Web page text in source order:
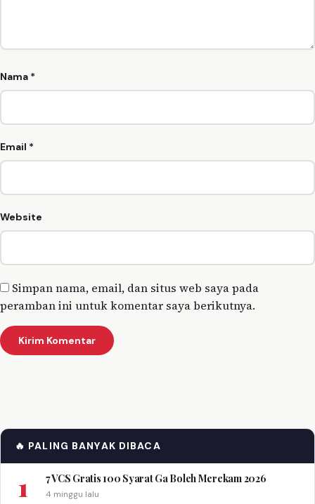
Nama *
Email *
Website
Simpan nama, email, dan situs web saya pada
peramban ini untuk komentar saya berikutnya.
🔥 PALING BANYAK DIBACA
1 7 VCS Gratis 100 Syarat Ga Boleh Merekam 2026
4 minggu lalu